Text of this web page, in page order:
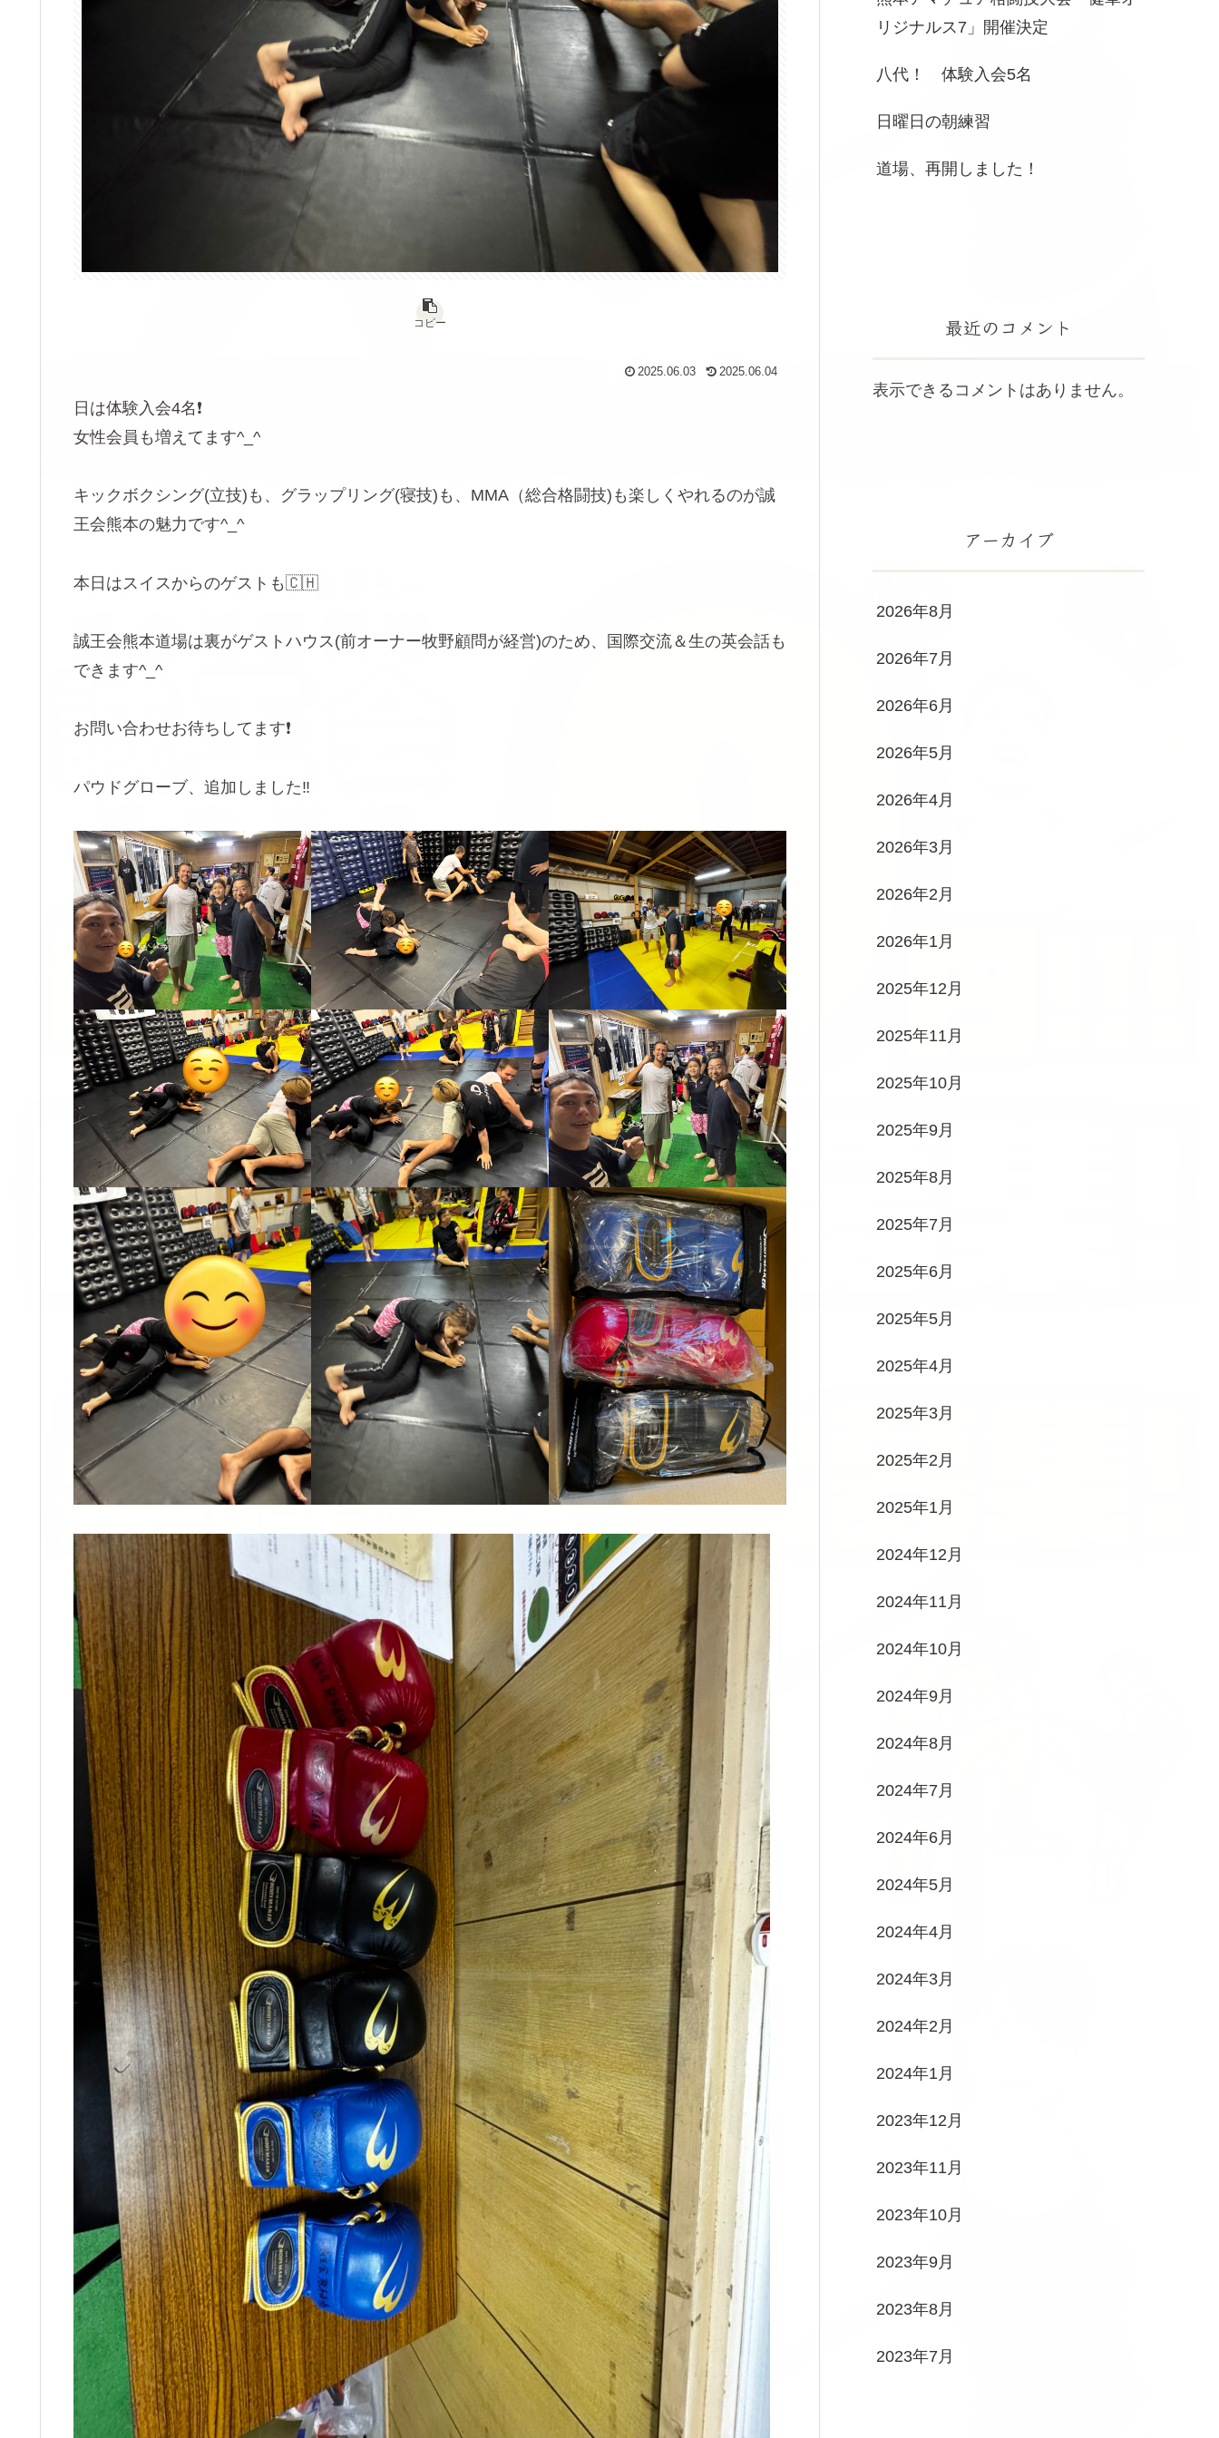
コピー
2025.06.03 2025.06.04
日は体験入会4名❗️
女性会員も増えてます^_^
キックボクシング(立技)も、グラップリング(寝技)も、MMA（総合格闘技)も楽しくやれるのが誠
王会熊本の魅力です^_^
本日はスイスからのゲストも🇨🇭
誠王会熊本道場は裏がゲストハウス(前オーナー牧野顧問が経営)のため、国際交流＆生の英会話も
できます^_^
お問い合わせお待ちしてます❗️
パウドグローブ、追加しました‼️
リジナルス7」開催決定
八代！ 体験入会5名
日曜日の朝練習
道場、再開しました！
最近のコメント
表示できるコメントはありません。
アーカイブ
2026年8月
2026年7月
2026年6月
2026年5月
2026年4月
2026年3月
2026年2月
2026年1月
2025年12月
2025年11月
2025年10月
2025年9月
2025年8月
2025年7月
2025年6月
2025年5月
2025年4月
2025年3月
2025年2月
2025年1月
2024年12月
2024年11月
2024年10月
2024年9月
2024年8月
2024年7月
2024年6月
2024年5月
2024年4月
2024年3月
2024年2月
2024年1月
2023年12月
2023年11月
2023年10月
2023年9月
2023年8月
2023年7月